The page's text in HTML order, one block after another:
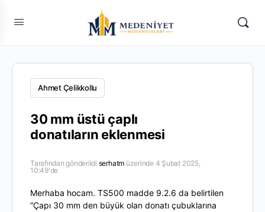
Ahmet Çelikkollu
30 mm üstü çaplı
donatıların eklenmesi
Tarafından gönderildi serhatm üzerinde 4 Şubat 2025,
10:49'de
Merhaba hocam. TS500 madde 9.2.6 da belirtilen
“Çapı 30 mm den büyük olan donatı çubuklarına